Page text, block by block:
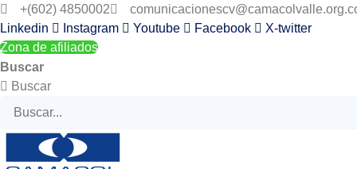
Ir
al
contenido
+(602) 4850002
Linkedin
Instagram Youtube Facebook
X-twitter
Zona de afiliados
Buscar
Buscar